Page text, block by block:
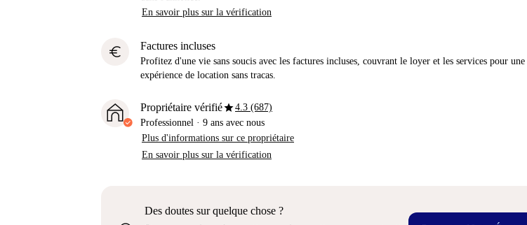
En savoir plus sur la vérification
euro Factures incluses
Profitez d'une vie sans soucis avec les factures incluses, couvrant le loyer et les services pour une
expérience de location sans tracas.
Propriétaire vérifiéstar4.3 (687)
Professionnel · 9 ans avec nous
Plus d'informations sur ce propriétaire
En savoir plus sur la vérification
Des doutes sur quelque chose ?